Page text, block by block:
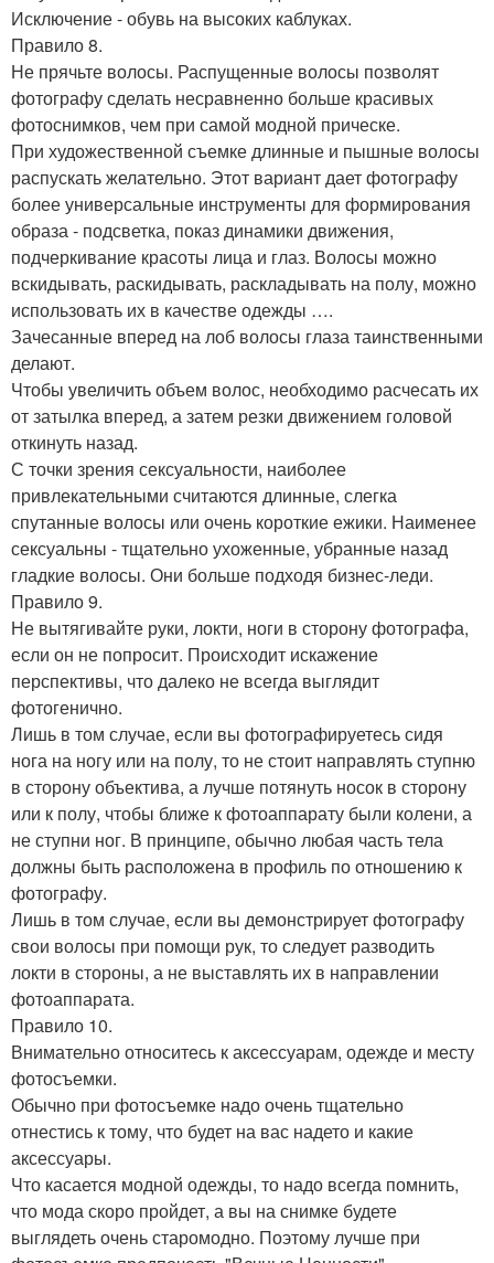
Исключение - обувь на высоких каблуках.
Правило 8.
Не прячьте волосы. Распущенные волосы позволят
фотографу сделать несравненно больше красивых
фотоснимков, чем при самой модной прическе.
При художественной съемке длинные и пышные волосы
распускать желательно. Этот вариант дает фотографу
более универсальные инструменты для формирования
образа - подсветка, показ динамики движения,
подчеркивание красоты лица и глаз. Волосы можно
вскидывать, раскидывать, раскладывать на полу, можно
использовать их в качестве одежды ….
Зачесанные вперед на лоб волосы глаза таинственными
делают.
Чтобы увеличить объем волос, необходимо расчесать их
от затылка вперед, а затем резки движением головой
откинуть назад.
С точки зрения сексуальности, наиболее
привлекательными считаются длинные, слегка
спутанные волосы или очень короткие ежики. Наименее
сексуальны - тщательно ухоженные, убранные назад
гладкие волосы. Они больше подходя бизнес-леди.
Правило 9.
Не вытягивайте руки, локти, ноги в сторону фотографа,
если он не попросит. Происходит искажение
перспективы, что далеко не всегда выглядит
фотогенично.
Лишь в том случае, если вы фотографируетесь сидя
нога на ногу или на полу, то не стоит направлять ступню
в сторону объектива, а лучше потянуть носок в сторону
или к полу, чтобы ближе к фотоаппарату были колени, а
не ступни ног. В принципе, обычно любая часть тела
должны быть расположена в профиль по отношению к
фотографу.
Лишь в том случае, если вы демонстрирует фотографу
свои волосы при помощи рук, то следует разводить
локти в стороны, а не выставлять их в направлении
фотоаппарата.
Правило 10.
Внимательно относитесь к аксессуарам, одежде и месту
фотосъемки.
Обычно при фотосъемке надо очень тщательно
отнестись к тому, что будет на вас надето и какие
аксессуары.
Что касается модной одежды, то надо всегда помнить,
что мода скоро пройдет, а вы на снимке будете
выглядеть очень старомодно. Поэтому лучше при